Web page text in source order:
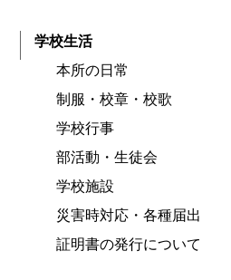
学校生活
本所の日常
制服・校章・校歌
学校行事
部活動・生徒会
学校施設
災害時対応・各種届出
証明書の発行について